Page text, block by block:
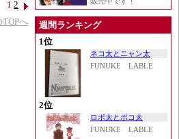
1 2
へ
週間ランキング
1位
ネコ太とニャン太
FUNUKE LABLE
2位
ロボ太とポコ太
FUNUKE LABLE